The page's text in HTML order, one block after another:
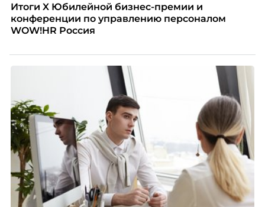
Итоги X Юбилейной бизнес-премии и
конференции по управлению персоналом
WOW!HR Россия